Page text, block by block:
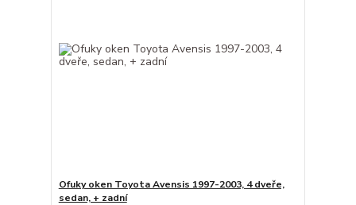
Ofuky oken Toyota Avensis 1997-2003, 4 dveře,
sedan, + zadní